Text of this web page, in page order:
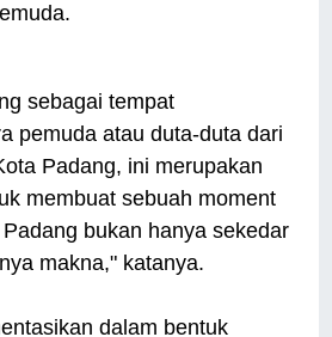
sebagai tempat
pemuda atau duta-duta dari
Padang, ini merupakan
membuat sebuah moment
bukan hanya sekedar
makna," katanya.
dalam bentuk